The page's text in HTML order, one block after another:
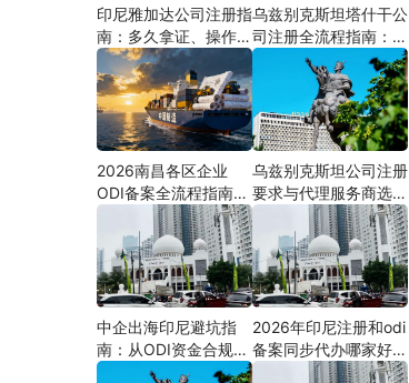
印尼雅加达公司注册指
南：多久拿证、操作流
程与股东新规（附材料
清单及成功案例与正规
靠谱代办中介推荐）
乌兹别克斯坦塔什干公
司注册全流程指南：从
中国ODI备案到当地银
行开户（附材料清单及
成功案例与正规靠谱代
办中介推荐）
2026南昌各区企业
ODI备案全流程指南
（附材料清单及成功案
例与正规靠谱代办中介
推荐）
乌兹别克斯坦公司注册
要求与代理服务商选择
指南：本土实体和中乌
两地合规才是落地硬保
障｜安永国际跨境合规
圈
中企出海印尼避坑指
南：从ODI资金合规到
PMA公司设立，为什
2026年印尼注册和odi
备案同步代办哪家好？
机构选择指南